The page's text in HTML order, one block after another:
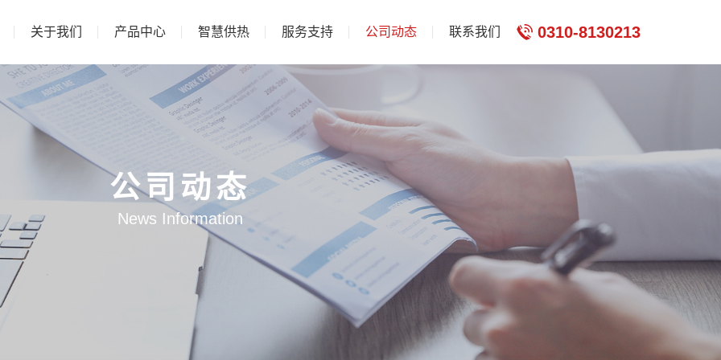
关于我们 产品中心 智慧供热 服务支持 公司动态 联系我们 0310-8130213
公司动态
News Information